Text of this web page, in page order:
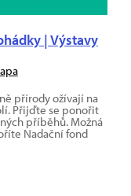
| Výstavy
přírody ožívají na
Přijďte se ponořit
příběhů. Možná
Nadační fond